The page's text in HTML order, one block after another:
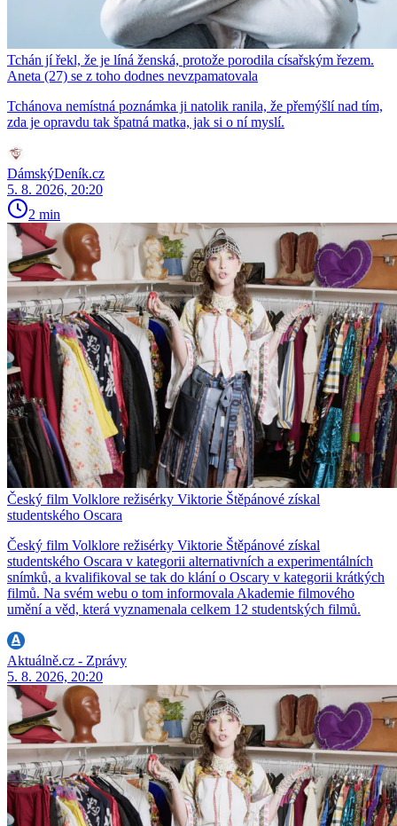
Tchán jí řekl, že je líná ženská, protože porodila císařským řezem.
Aneta (27) se z toho dodnes nevzpamatovala
Tchánova nemístná poznámka ji natolik ranila, že přemýšlí nad tím,
zda je opravdu tak špatná matka, jak si o ní myslí.
DámskýDeník.cz
5. 8. 2026, 20:20
2 min
Český film Volklore režisérky Viktorie Štěpánové získal
studentského Oscara
Český film Volklore režisérky Viktorie Štěpánové získal
studentského Oscara v kategorii alternativních a experimentálních
snímků, a kvalifikoval se tak do klání o Oscary v kategorii krátkých
filmů. Na svém webu o tom informovala Akademie filmového
umění a věd, která vyznamenala celkem 12 studentských filmů.
Aktuálně.cz - Zprávy
5. 8. 2026, 20:20